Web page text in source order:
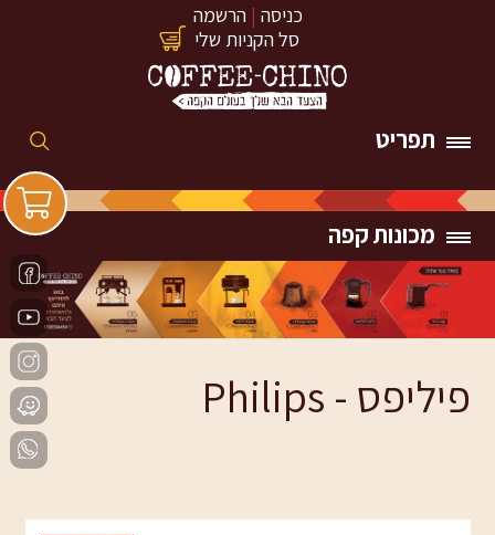
כניסה | הרשמה
סל הקניות שלי
תפריט
מכונות קפה
פיליפס - Philips